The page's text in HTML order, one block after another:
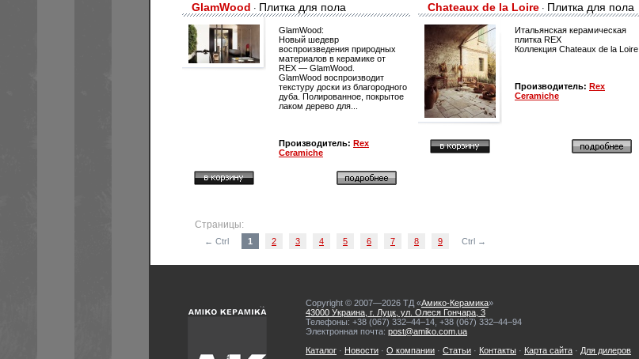
GlamWood · Плитка для пола
GlamWood:
Новый шедевр
воспроизведения природных
материалов в керамике от
REX — GlamWood.
GlamWood воспроизводит
текстуру доски из благородного
дуба. Полированное, покрытое
лаком дерево для...
Производитель: Rex
Ceramiche
Chateaux de la Loire · Плитка для пола
Итальянская керамическая
плитка REX
Коллекция Chateaux de la Loire
Производитель: Rex
Ceramiche
Страницы:
← Ctrl 1 2 3 4 5 6 7 8 9 Ctrl →
Copyright © 2007—2026 ТД «Амико-Керамика»
43000 Украина, г. Луцк, ул. Олеся Гончара, 3
Телефоны: +38 (067) 332–44–14, +38 (067) 332–44–94
Электронная почта: post@amiko.com.ua
Каталог · Новости · О компании · Статьи · Контакты · Карта сайта · Для дилеров